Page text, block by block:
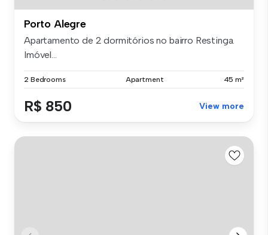
Porto Alegre
Apartamento de 2 dormitórios no bairro Restinga.
Imóvel...
2 Bedrooms Apartment 45 m²
R$ 850 View more